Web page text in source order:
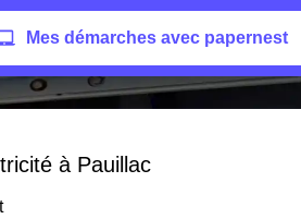
Mes démarches avec papernest
à Pauillac